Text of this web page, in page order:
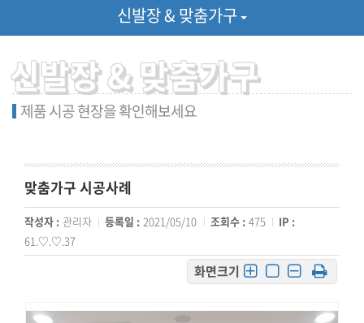
신발장 & 맞춤가구
신발장 & 맞춤가구
제품 시공 현장을 확인해보세요
맞춤가구 시공사례
작성자 : 관리자 등록일 : 2021/05/10 조회수 : 475
IP :
61.♡.♡.37
화면크기